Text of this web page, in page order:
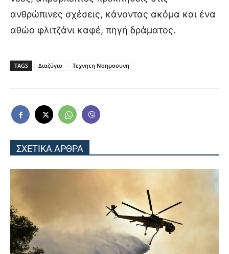
ανθρώπινες σχέσεις, κάνοντας ακόμα και ένα
αθώο φλιτζάνι καφέ, πηγή δράματος.
TAGS Διαζύγιο Τεχνητη Νοημοσυνη
ΣΧΕΤΙΚΑ ΑΡΘΡΑ